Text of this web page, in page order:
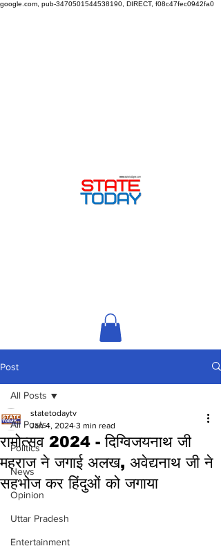
google.com, pub-3470501544538190, DIRECT, f08c47fec0942fa0
Post
All Posts
Politics
News
Opinion
Uttar Pradesh
Entertainment
All Posts
रामोत्सव 2024 - दिग्विजयनाथ जी
महराज ने जगाई अलख, अवेद्यनाथ जी ने
सहभोज कर हिंदुओं को जगाया
statetodaytv
Jan 4, 2024 3 min read